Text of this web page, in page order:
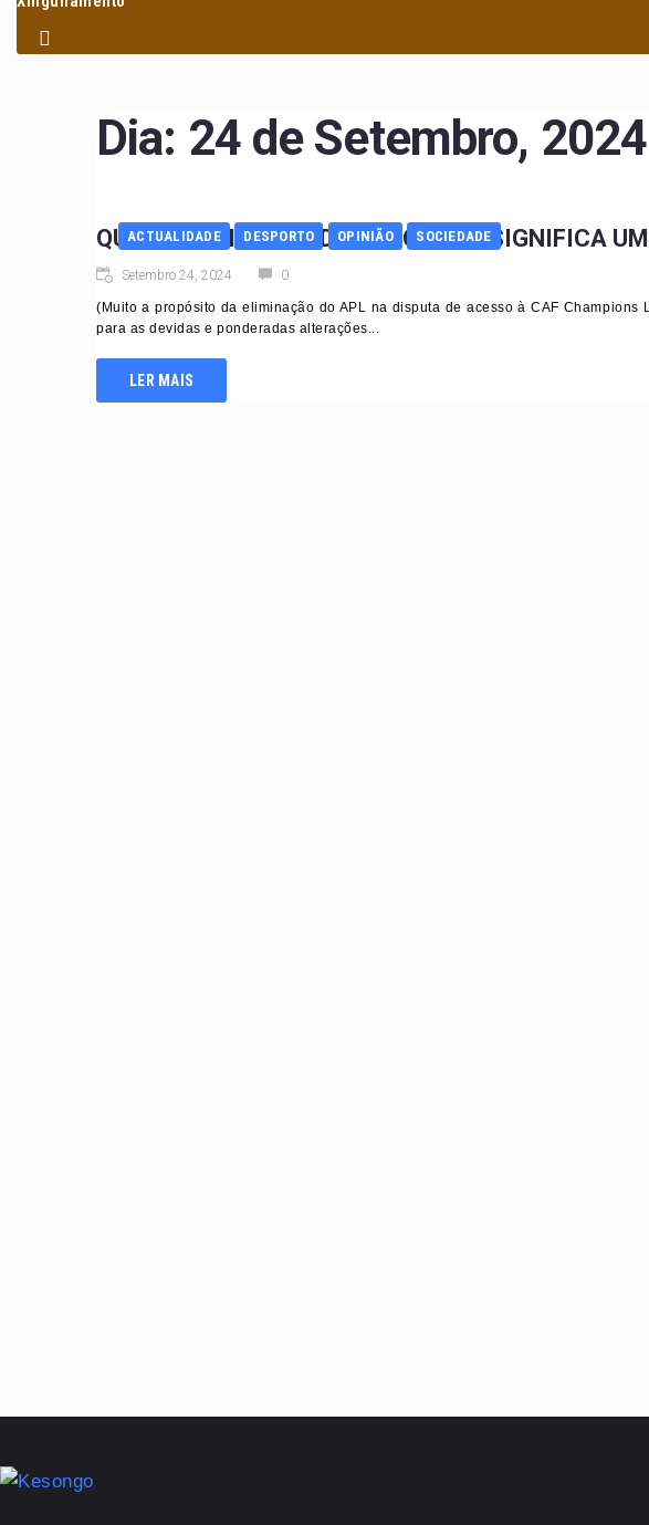
Dia: 24 de Setembro, 2024
ACTUALIDADE DESPORTO OPINIÃO SOCIEDADE
QUANDO UM ROTUNDO FRACASSO SIGNIFICA
Setembro 24, 2024 0
(Muito a propósito da eliminação do APL na disputa de acesso à CAF Champions
para as devidas e ponderadas alterações...
LER MAIS